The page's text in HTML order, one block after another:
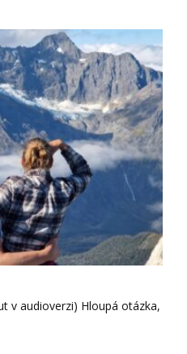
v audioverzi) Hloupá otázka,